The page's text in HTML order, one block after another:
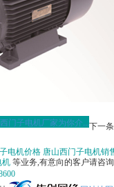
下一
门子电机厂家为你介...
电机价格 唐山西门子电机销
机等业务,有意向的客户请咨询